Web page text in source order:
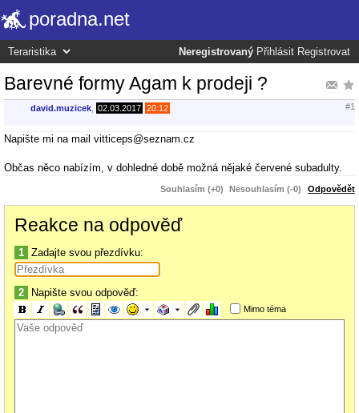
poradna.net
Neregistrovaný Přihlásit Registrovat
Barevné formy Agam k prodeji ?
david.muzicek 02.03.2017 20:12 #1
Napište mi na mail vitticeps@seznam.cz
Občas něco nabízím, v dohledné době možná nějaké červené subadulty.
Souhlasím (+0) Nesouhlasím (-0) Odpovědět
Reakce na odpověď
1 Zadajte svou přezdívku:
2 Napište svou odpověď:
Mimo téma